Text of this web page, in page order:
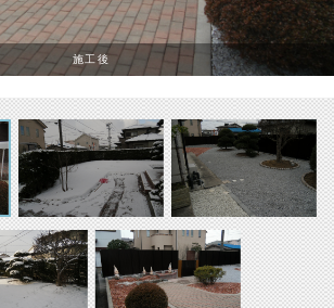
施工後